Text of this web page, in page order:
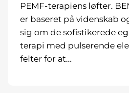
PEMF-terapiens løfter.
er baseret på videnskab
sig om de sofistikerede
terapi med pulserende
felter for at...